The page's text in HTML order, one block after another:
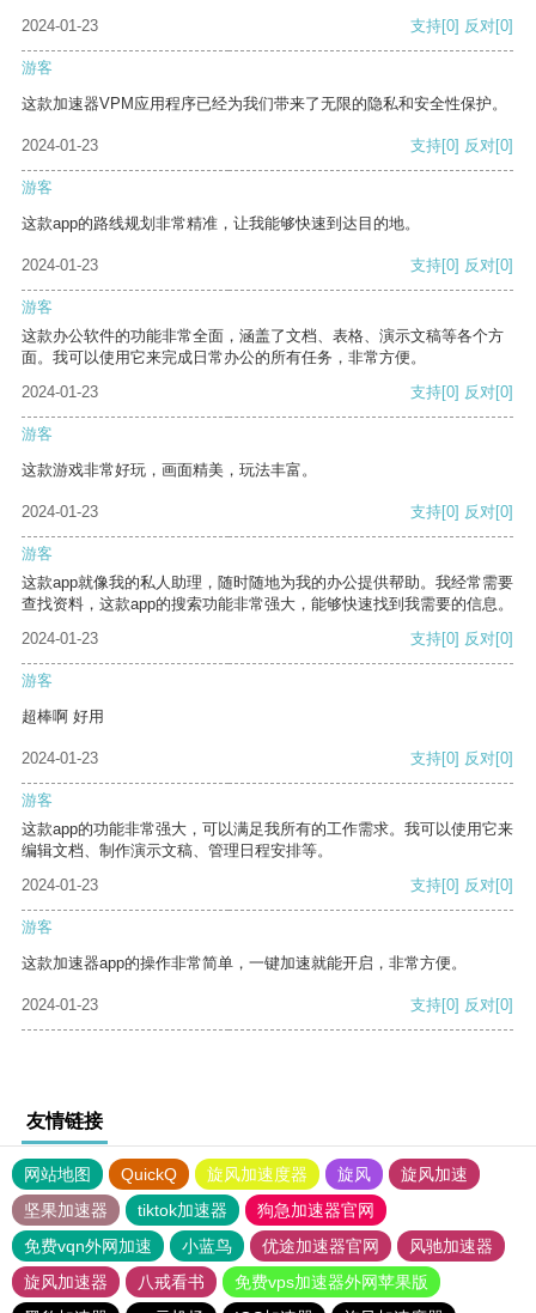
2024-01-23 支持[0] 反对[0]
游客
这款加速器VPM应用程序已经为我们带来了无限的隐私和安全性保护。
2024-01-23 支持[0] 反对[0]
游客
这款app的路线规划非常精准，让我能够快速到达目的地。
2024-01-23 支持[0] 反对[0]
游客
这款办公软件的功能非常全面，涵盖了文档、表格、演示文稿等各个方
面。我可以使用它来完成日常办公的所有任务，非常方便。
2024-01-23
支持[0] 反对[0]
游客
这款游戏非常好玩，画面精美，玩法丰富。
2024-01-23 支持[0] 反对[0]
游客
这款app就像我的私人助理，随时随地为我的办公提供帮助。我经常需要
查找资料，这款app的搜索功能非常强大，能够快速找到我需要的信息。
2024-01-23
支持[0] 反对[0]
游客
超棒啊 好用
2024-01-23 支持[0] 反对[0]
游客
这款app的功能非常强大，可以满足我所有的工作需求。我可以使用它来
编辑文档、制作演示文稿、管理日程安排等。
2024-01-23
支持[0] 反对[0]
游客
这款加速器app的操作非常简单，一键加速就能开启，非常方便。
2024-01-23 支持[0] 反对[0]
友情链接
网站地图 QuickQ 旋风加速度器 旋风
旋风加速
坚果加速器
tiktok加速器
狗急加速器官网
免费vqn外网加速
小蓝鸟 优途加速器官网
风驰加速器
旋风加速器
八戒看书
免费vps加速器外网苹果版